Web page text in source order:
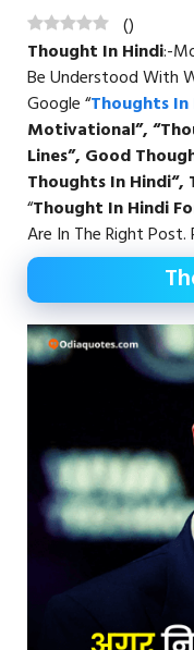
()
Thought In Hindi:-
Be Understood With
Google “Thoughts In
Motivational”,
Lines”, Good
Thoughts In Hindi“,
“Thought In Hindi
Are In The Right